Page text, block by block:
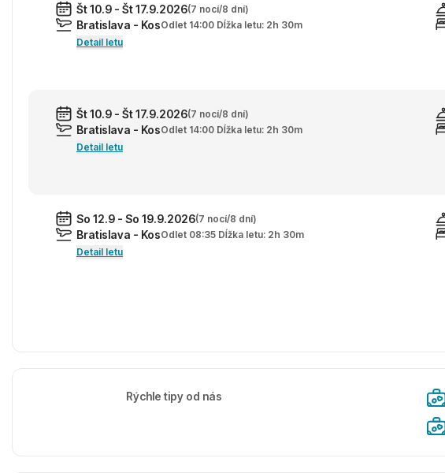
Št 10.9 - Št 17.9.2026(7 nocí/8 dní)
Bratislava - KosOdlet 14:00 Dĺžka letu: 2h 30m
Detail letu
Št 10.9 - Št 17.9.2026(7 nocí/8 dní)
Bratislava - KosOdlet 14:00 Dĺžka letu: 2h 30m
Detail letu
So 12.9 - So 19.9.2026(7 nocí/8 dní)
Bratislava - KosOdlet 08:35 Dĺžka letu: 2h 30m
Detail letu
Rýchle tipy od nás